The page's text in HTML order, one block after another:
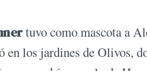
tuvo como mascota a
en los jardines de Olivos,